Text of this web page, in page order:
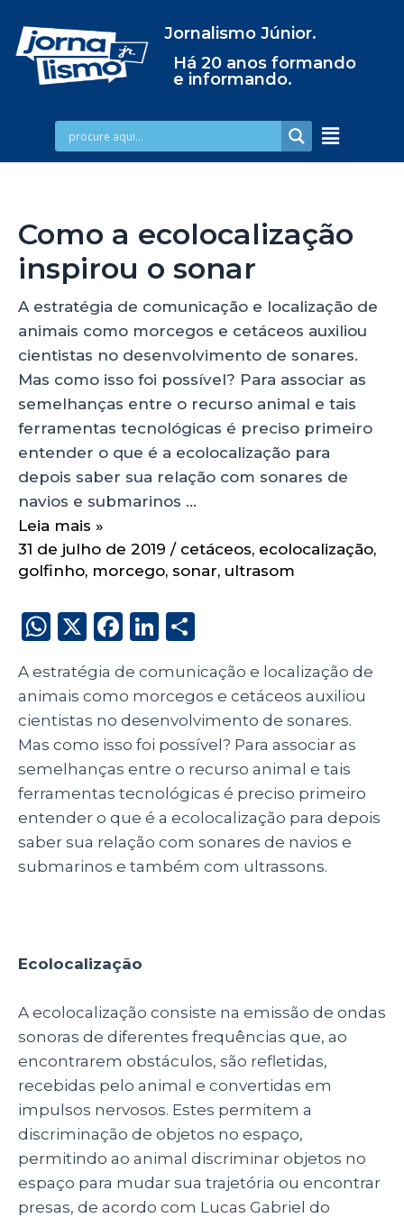
Jornalismo Júnior.
Há 20 anos formando
e informando.
Como a ecolocalização
inspirou o sonar
A estratégia de comunicação e localização de
animais como morcegos e cetáceos auxiliou
cientistas no desenvolvimento de sonares.
Mas como isso foi possível? Para associar as
semelhanças entre o recurso animal e tais
ferramentas tecnológicas é preciso primeiro
entender o que é a ecolocalização para
depois saber sua relação com sonares de
navios e submarinos …
Leia mais »
31 de julho de 2019 / cetáceos, ecolocalização,
golfinho, morcego, sonar, ultrasom
W
a
ts
A
p
p
X
F
c
e
b
o
o
k
Li
k
e
dI
n
a
re
A estratégia de comunicação e localização de
animais como morcegos e cetáceos auxiliou
cientistas no desenvolvimento de sonares.
Mas como isso foi possível? Para associar as
semelhanças entre o recurso animal e tais
ferramentas tecnológicas é preciso primeiro
entender o que é a ecolocalização para depois
saber sua relação com sonares de navios e
submarinos e também com ultrassons.
Ecolocalização
A ecolocalização consiste na emissão de ondas
sonoras de diferentes frequências que, ao
encontrarem obstáculos, são refletidas,
recebidas pelo animal e convertidas em
impulsos nervosos. Estes permitem a
discriminação de objetos no espaço,
permitindo ao animal discriminar objetos no
espaço para mudar sua trajetória ou encontrar
presas, de acordo com Lucas Gabriel do